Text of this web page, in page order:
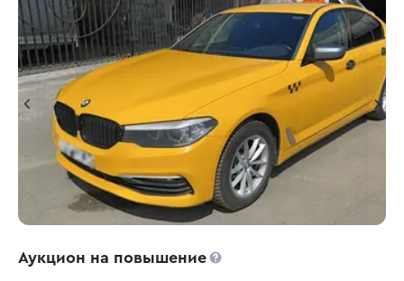
Аукцион на повышение